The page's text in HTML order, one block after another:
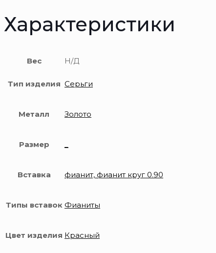
Характеристики
Вес Н/Д
Тип изделия Серьги
Металл Золото
Размер
Вставка фианит, фианит круг 0.90
Типы вставок Фианиты
Цвет изделия Красный